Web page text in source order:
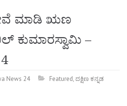
ಮಾಡಿ ಋಣ
ಕುಮಾರಸ್ವಾಮಿ –
News 24 Featured,ದಕ್ಷಿಣ ಕನ್ನಡ